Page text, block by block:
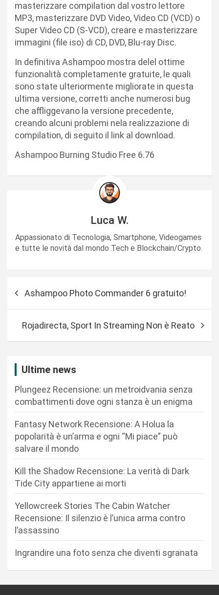
masterizzare compilation dal vostro lettore
MP3, masterizzare DVD Video, Video CD (VCD) o
Super Video CD (S-VCD), creare e masterizzare
immagini (file iso) di CD, DVD, Blu-ray Disc.
In definitiva Ashampoo mostra delel ottime
funzionalità completamente gratuite, le quali
sono state ulteriormente migliorate in questa
ultima versione, corretti anche numerosi bug
che affliggevano la versione precedente,
creando alcuni problemi nela realizzazione di
compilation, di seguito il link al download.
Ashampoo Burning Studio Free 6.76
Luca W.
Appassionato di Tecnologia, Smartphone, Videogames
e tutte le novità dal mondo Tech e Blockchain/Crypto.
i
Ashampoo Photo Commander 6 gratuito!
Rojadirecta, Sport In Streaming Non è Reato
Ultime news
Plungeez Recensione: un metroidvania senza
combattimenti dove ogni stanza è un enigma
Fantasy Network Recensione: A Holua la
popolarità è un’arma e ogni “Mi piace” può
salvare il mondo
Kill the Shadow Recensione: La verità di Dark
Tide City appartiene ai morti
Yellowcreek Stories The Cabin Watcher
Recensione: Il silenzio è l’unica arma contro
l’assassino
Ingrandire una foto senza che diventi sgranata